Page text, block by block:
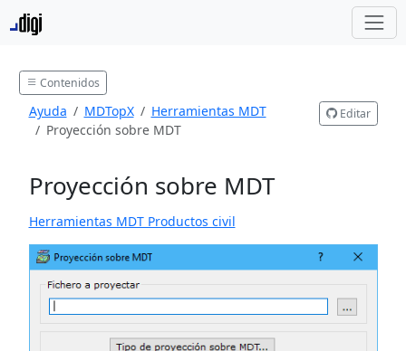
Contenidos
Ayuda MDTopX
Herramientas MDT
Proyección sobre MDT
Editar
Proyección sobre MDT
Herramientas MDT Productos civil